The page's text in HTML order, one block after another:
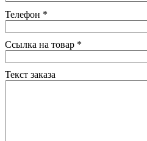
Телефон *
Ссылка на товар *
Текст заказа